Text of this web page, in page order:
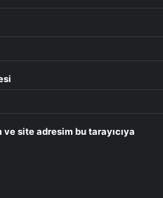
site adresim bu tarayıcıya